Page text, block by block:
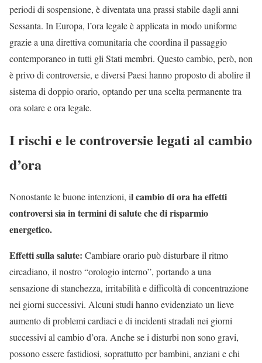
periodi di sospensione, è diventata una prassi stabile dagli anni
Sessanta. In Europa, l’ora legale è applicata in modo uniforme
grazie a una direttiva comunitaria che coordina il passaggio
contemporaneo in tutti gli Stati membri. Questo cambio, però, non
è privo di controversie, e diversi Paesi hanno proposto di abolire il
sistema di doppio orario, optando per una scelta permanente tra
ora solare e ora legale.
I rischi e le controversie legati al cambio
d’ora
Nonostante le buone intenzioni, il cambio di ora ha effetti
controversi sia in termini di salute che di risparmio
energetico.
Effetti sulla salute: Cambiare orario può disturbare il ritmo
circadiano, il nostro “orologio interno”, portando a una
sensazione di stanchezza, irritabilità e difficoltà di concentrazione
nei giorni successivi. Alcuni studi hanno evidenziato un lieve
aumento di problemi cardiaci e di incidenti stradali nei giorni
successivi al cambio d’ora. Anche se i disturbi non sono gravi,
possono essere fastidiosi, soprattutto per bambini, anziani e chi